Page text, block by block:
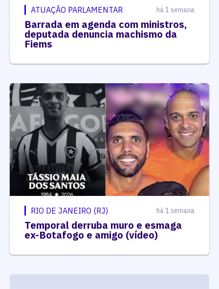
ATUAÇÃO PARLAMENTAR há 1 semana
Barrada em agenda com ministros,
deputada denuncia machismo da
Fiems
RIO DE JANEIRO (RJ) há 1 semana
Temporal derruba muro e esmaga
ex-Botafogo e amigo (vídeo)